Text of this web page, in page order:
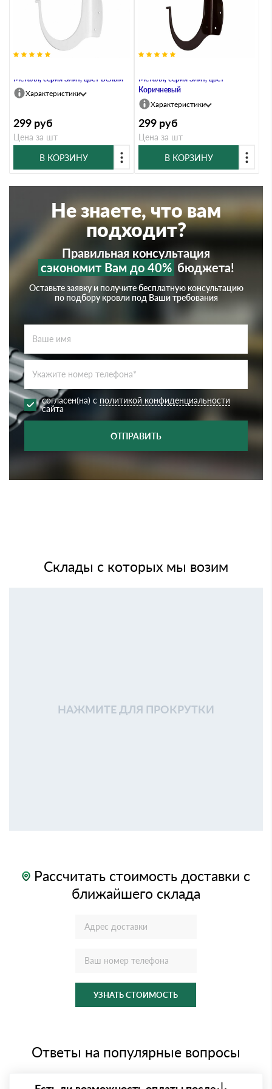
Металл, серия Элит, цвет Белый
Характеристики
299 руб
Цена за шт
В КОРЗИНУ
Металл, серия Элит, цвет
Коричневый
Характеристики
299 руб
Цена за шт
В КОРЗИНУ
Не знаете, что вам
подходит?
Правильная консультация
сэкономит Вам до 40% бюджета!
Оставьте заявку и получите бесплатную консультацию
по подбору кровли под Ваши требования
согласен(на) с политикой конфиденциальности
сайта
ОТПРАВИТЬ
Склады с которых мы возим
НАЖМИТЕ ДЛЯ ПРОКРУТКИ
Рассчитать стоимость доставки с
ближайшего склада
УЗНАТЬ СТОИМОСТЬ
Ответы на популярные вопросы